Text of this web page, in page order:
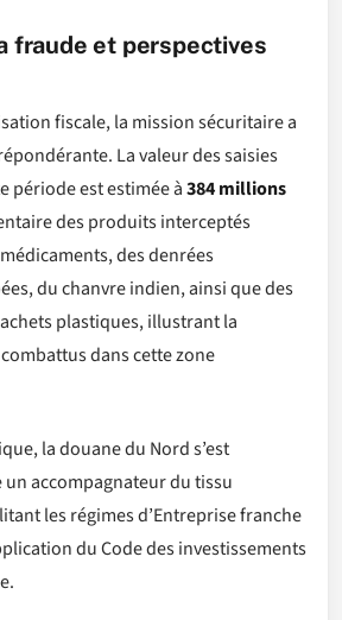
fraude et perspectives
fiscale, la mission sécuritaire a
La valeur des saisies
période est estimée à384 millions
des produits interceptés
des denrées
du chanvre indien, ainsi que des
plastiques, illustrant la
dans cette zone
la douane du Nord s’est
accompagnateur du tissu
les régimes d’Entreprise franche
du Code des investissements